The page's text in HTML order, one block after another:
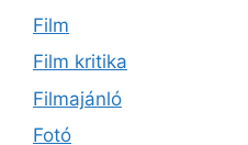
Film
Film kritika
Filmajánló
Fotó